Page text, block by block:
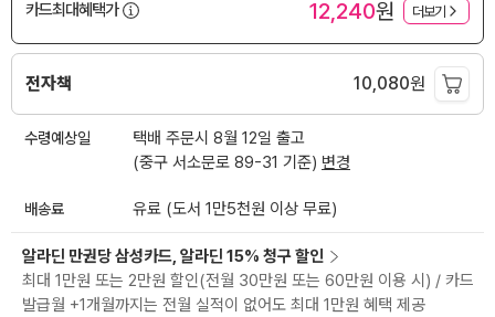
카드최대혜택가
12,240원 더보기
전자책 10,080원
수령예상일
택배 주문시 8월 12일 출고
(중구 서소문로 89-31 기준) 변경
배송료 유료 (도서 1만5천원 이상 무료)
알라딘 만권당 삼성카드, 알라딘 15% 청구 할인
최대 1만원 또는 2만원 할인(전월 30만원 또는 60만원 이용 시) / 카드
발급월 +1개월까지는 전월 실적이 없어도 최대 1만원 혜택 제공